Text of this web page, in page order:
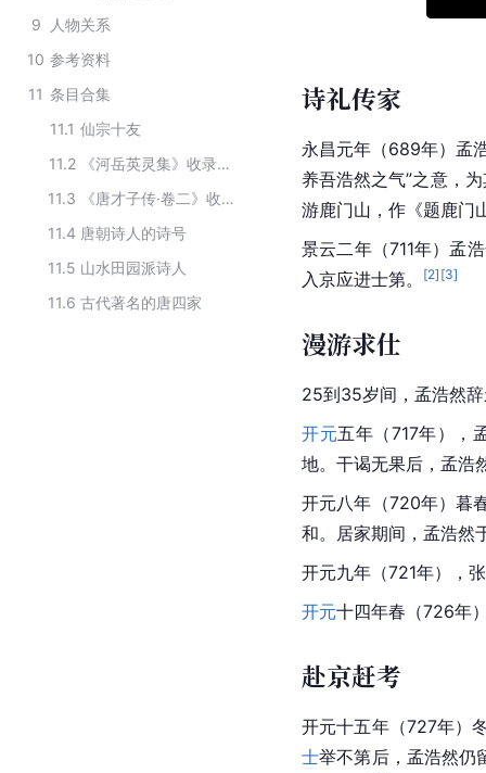
9
人物关系
10 参考资料
11 条目合集
11.1 仙宗十友
11.2
《河岳英灵集》收录的诗人
11.3
《唐才子传·卷二》收录的文人
11.4 唐朝诗人的诗号
11.5 山水田园派诗人
11.6 古代著名的唐四家
诗礼传家
永昌元年（689年）孟
养吾浩然之气”之意，
游鹿门山，作《题鹿门
景云二年（711年）孟
入京应进士第。
[2] [3]
漫游求仕
25到35岁间，孟浩然
开元五年（717年），
地。干谒无果后，孟浩
开元八年（720年）暮
和。居家期间，孟浩然
开元九年（721年），
开元十四年春（726年
赴京赶考
开元十五年（727年）
士举不第后，孟浩然仍